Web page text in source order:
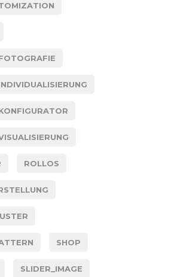
ROLLOS
SHOP
SLIDER_IMAGE